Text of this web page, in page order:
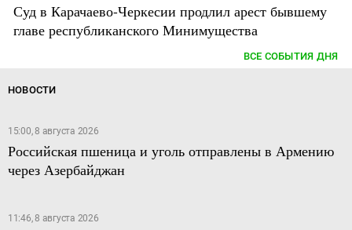
Суд в Карачаево-Черкесии продлил арест бывшему
главе республиканского Минимущества
ВСЕ СОБЫТИЯ ДНЯ
НОВОСТИ
15:00, 8 августа 2026
Российская пшеница и уголь отправлены в Армению
через Азербайджан
11:46, 8 августа 2026